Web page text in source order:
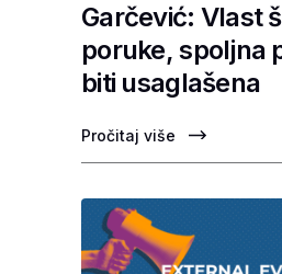
Garčević: Vlast
poruke, spoljna
biti usaglašena
Pročitaj više